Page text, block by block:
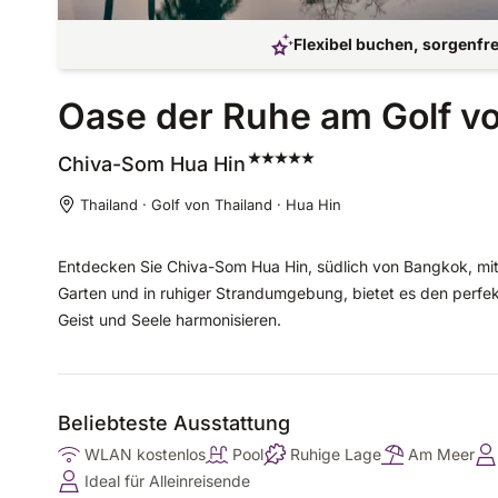
Flexibel buchen,
Oase der Ruhe am Golf
Chiva-Som Hua Hin
Thailand · Golf von Thailand · Hua Hin
Entdecken Sie Chiva-Som Hua Hin, südlich von Bangkok,
Garten und in ruhiger Strandumgebung, bietet es den
Geist und Seele harmonisieren.
Beliebteste Ausstattung
WLAN kostenlos Pool Ruhige Lage Am Meer
Ideal für Alleinreisende